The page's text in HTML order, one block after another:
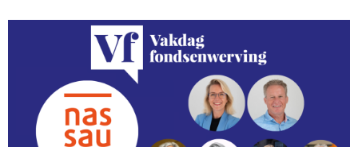
gemeenschappelijk gevoel creeërt, en de fiscale adviseurs Remco
Keij en Wilbert van Vliet komen langs om de nieuwste fiscale
ontwikkelingen voor fondsenwervers door te spreken.